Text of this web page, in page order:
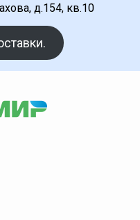
д.154, кв.10